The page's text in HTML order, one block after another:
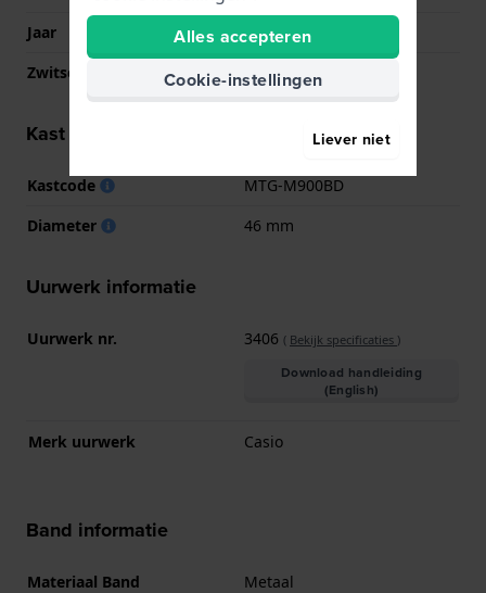
Jaar
2016 Onbekend
Zwitsers fabricaat
Nee
Kast informatie
Kastcode
MTG-M900BD
Diameter
46 mm
Uurwerk informatie
Uurwerk nr. 3406 ( Bekijk specificaties )
Download handleiding
(English)
Merk uurwerk Casio
Band informatie
Materiaal Band
Metaal
Alles accepteren
Cookie-instellingen
Liever niet